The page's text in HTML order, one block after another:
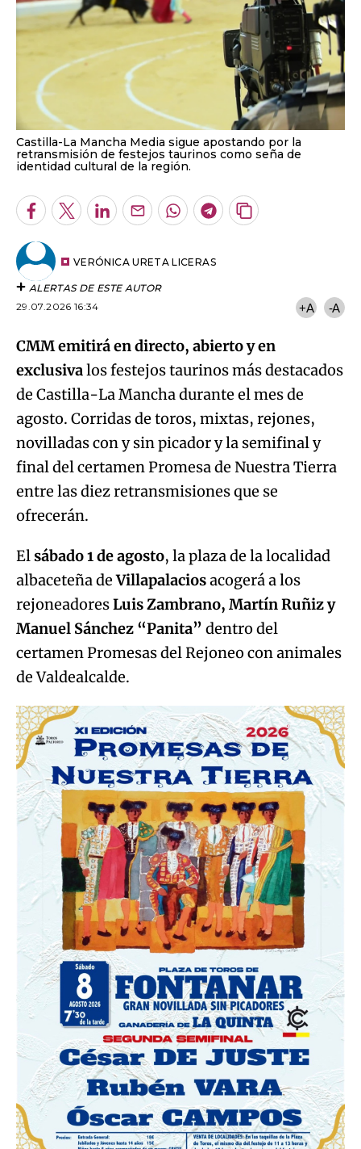
Castilla-La Mancha Media sigue apostando por la
retransmisión de festejos taurinos como seña de
identidad cultural de la región.
Facebook
TwitterLinkedInEnviarWhatsapp
Telegram
Copiar
VERÓNICA URETA LICERAS
ALERTAS DE ESTE AUTOR
29.07.2026 16:34
+A -A
CMM emitirá en directo, abierto y en
exclusivalos festejos taurinos más destacados
de Castilla-La Mancha durante el mes de
agosto. Corridas de toros, mixtas, rejones,
novilladas con y sin picador y la semifinal y
final del certamen Promesa de Nuestra Tierra
entre las diez retransmisiones que se
ofrecerán.
Elsábado 1 de agosto, la plaza de la localidad
albaceteña deVillapalaciosacogerá a los
rejoneadoresLuis Zambrano, Martín Ruñiz y
Manuel Sánchez “Panita” dentro del
certamen Promesas del Rejoneo con animales
de Valdealcalde.